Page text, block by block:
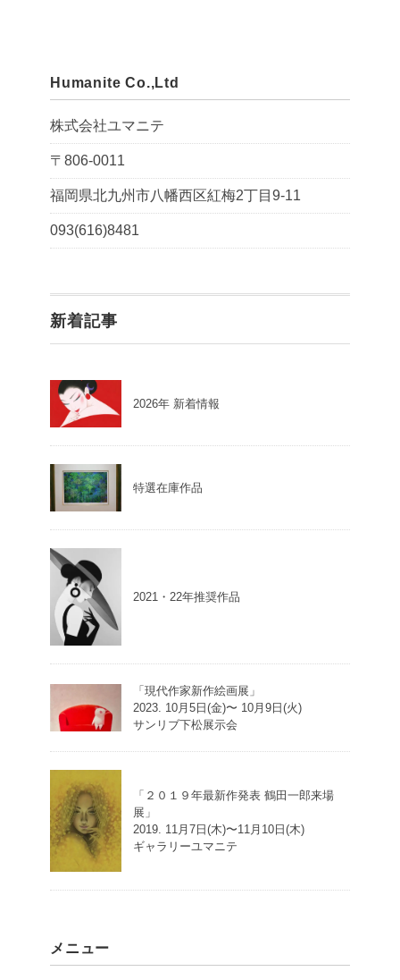
Humanite Co.,Ltd
株式会社ユマニテ
〒806-0011
福岡県北九州市八幡西区紅梅2丁目9-11
093(616)8481
新着記事
2026年 新着情報
特選在庫作品
2021・22年推奨作品
「現代作家新作絵画展」
2023. 10月5日(金)〜 10月9日(火)
サンリブ下松展示会
「２０１９年最新作発表 鶴田一郎来場
展」
2019. 11月7日(木)〜11月10日(木)
ギャラリーユマニテ
メニュー